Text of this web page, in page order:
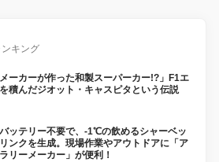
ンキング
メーカーが作った和製スーパーカー!?」F1エ
積んだジオット・キャスピタという伝説
ッテリー不要で、-1℃の飲めるシャーベッ
リンクを生成。現場作業やアウトドアに「ア
リーメーカー」が便利！